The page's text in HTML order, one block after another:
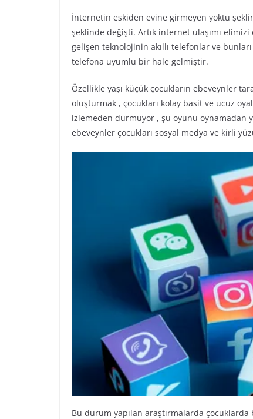
İnternetin eskiden evine girmeyen yoktu
şeklinde değişti. Artık internet ulaşımı
gelişen teknolojinin akıllı telefonlar ve
telefona uyumlu bir hale gelmiştir.
Özellikle yaşı küçük çocukların ebeveynler
oluşturmak , çocukları kolay basit ve ucuz
izlemeden durmuyor , şu oyunu oynamadan
ebeveynler çocukları sosyal medya ve kirli
Bu durum yapılan araştırmalarda